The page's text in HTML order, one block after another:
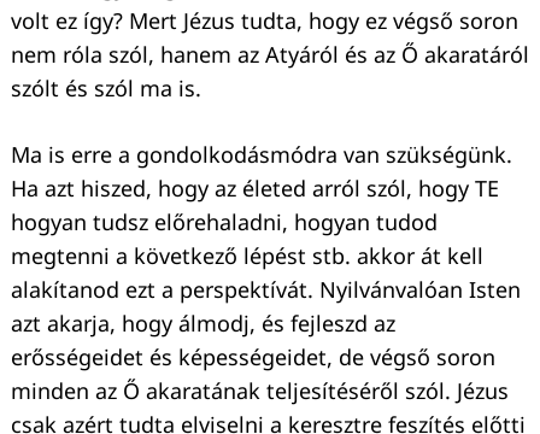
volt ez így? Mert Jézus tudta, hogy ez végső soron
nem róla szól, hanem az Atyáról és az Ő akaratáról
szólt és szól ma is.
Ma is erre a gondolkodásmódra van szükségünk.
Ha azt hiszed, hogy az életed arról szól, hogy TE
hogyan tudsz előrehaladni, hogyan tudod
megtenni a következő lépést stb. akkor át kell
alakítanod ezt a perspektívát. Nyilvánvalóan Isten
azt akarja, hogy álmodj, és fejleszd az
erősségeidet és képességeidet, de végső soron
minden az Ő akaratának teljesítéséről szól. Jézus
csak azért tudta elviselni a keresztre feszítés előtti